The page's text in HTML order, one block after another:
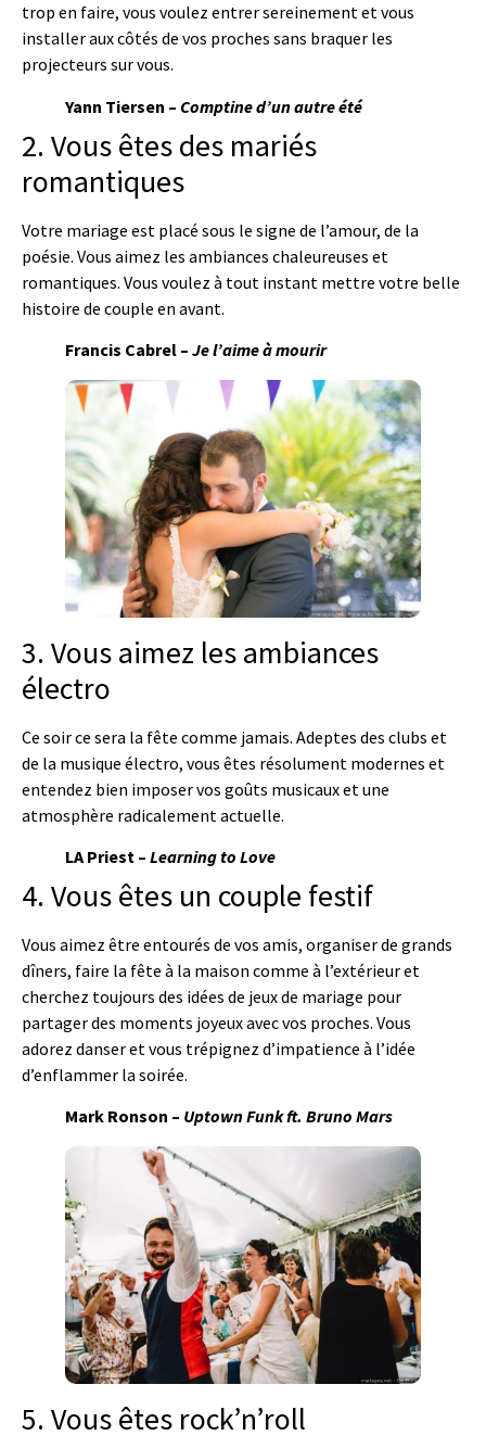
trop en faire, vous voulez entrer sereinement et vous
installer aux côtés de vos proches sans braquer les
projecteurs sur vous.
Yann Tiersen – Comptine d’un autre été
2. Vous êtes des mariés
romantiques
Votre mariage est placé sous le signe de l’amour, de la
poésie. Vous aimez les ambiances chaleureuses et
romantiques. Vous voulez à tout instant mettre votre belle
histoire de couple en avant.
Francis Cabrel – Je l’aime à mourir
3. Vous aimez les ambiances
électro
Ce soir ce sera la fête comme jamais. Adeptes des clubs et
de la musique électro, vous êtes résolument modernes et
entendez bien imposer vos goûts musicaux et une
atmosphère radicalement actuelle.
LA Priest – Learning to Love
4. Vous êtes un couple festif
Vous aimez être entourés de vos amis, organiser de grands
dîners, faire la fête à la maison comme à l’extérieur et
cherchez toujours des idées de jeux de mariage pour
partager des moments joyeux avec vos proches. Vous
adorez danser et vous trépignez d’impatience à l’idée
d’enflammer la soirée.
Mark Ronson – Uptown Funk ft. Bruno Mars
5. Vous êtes rock’n’roll